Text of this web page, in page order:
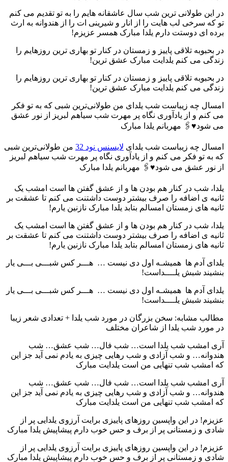
در این طولانی ترین شب سال عاشقانه هایم را به تو تقدیم می کنم
تو که سرخی لب هایت را از انار و شیرینی ات را از هندوانه به ارث
برده ای دوستت دارم یلدا مبارک همسر عزیزم!
در بحبوبه تلاقی پاییز و زمستان در کنار تو بهاری ترین روزهایم را
زندگی می کنم یلدایت مبارک عشق ترین!
در بحبوبه تلاقی پاییز و زمستان در کنار تو بهاری ترین روزهایم را
زندگی می کنم یلدایت مبارک عشق ترین!
امسال چه زیباست شب یلدای من طولانی‌ترین شبی که به تو فکر
می‌ کنم و از یادآوری نگاه پر مهرت شب سیاهم لبریز از نور عشق
می‌ شود♥🖇 مهربانم یلدا مبارک
امسال چه زیباست شب یلدای لایسنس نود 32
من طولانی‌ترین شبی
که به تو فکر می‌ کنم و از یادآوری نگاه پر مهرت شب سیاهم لبریز
از نور عشق می‌ شود♥🖇 مهربانم یلدا مبارک
یلدا، شب در کنار هم بودن ها و از عشق گفتن ها است امشب یک
ثانیه ی اضافه را صرف بیشتر دوست داشتنت می کنم تا عشقت بر
ثانیه های زمستان امسالم بتابد یلدا مبارک نازنین یارم!
یلدا، شب در کنار هم بودن ها و از عشق گفتن ها است امشب یک
ثانیه ی اضافه را صرف بیشتر دوست داشتنت می کنم تا عشقت بر
ثانیه های زمستان امسالم بتابد یلدا مبارک نازنین یارم!
یلدای آدم‌ ها ‎ ‎همیشـه اول دی نیست … ‏ هـــر کس شبـــی بـــی یار
بنشیند شبش یلــــداست! ‎
یلدای آدم‌ ها ‎ ‎همیشـه اول دی نیست … ‏ هـــر کس شبـــی بـــی یار
بنشیند شبش یلــــداست! ‎
مطالب مشابه: سخن بزرگان در مورد شب یلدا + تعدادی شعر زیبا
در مورد شب یلدا از شاعران مختلف
آری امشب شب یلدا است… شب فال… شب عشق… شب
هندوانه… و شب آزادی و شب رهایی چیزی به یادم نمی آید جز این
که امشب شب تنهایی من است یلدایت مبارک
آری امشب شب یلدا است… شب فال… شب عشق… شب
هندوانه… و شب آزادی و شب رهایی چیزی به یادم نمی آید جز این
که امشب شب تنهایی من است یلدایت مبارک
عزیزم! در این واپسین روزهای پاییزی برایت آرزوی یلدایی پر از
شادی و زمستانی پر از برف و حس خوب دارم پیشاپیش یلدا مبارک
عزیزم! در این واپسین روزهای پاییزی برایت آرزوی یلدایی پر از
شادی و زمستانی پر از برف و حس خوب دارم پیشاپیش یلدا مبارک